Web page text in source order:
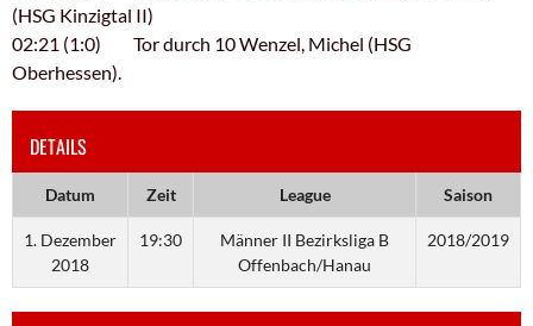
(HSG Kinzigtal II)
02:21 (1:0) Tor durch 10 Wenzel, Michel (HSG
Oberhessen).
DETAILS
Datum Zeit League Saison
1. Dezember
2018
19:30
Männer II Bezirksliga B
Offenbach/Hanau
2018/2019